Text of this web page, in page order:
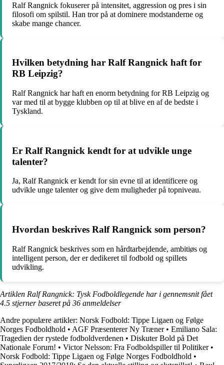
Ralf Rangnick fokuserer på intensitet, aggression og pres i sin
filosofi om spilstil. Han tror på at dominere modstanderne og
skabe mange chancer.
Hvilken betydning har Ralf Rangnick haft for
RB Leipzig?
Ralf Rangnick har haft en enorm betydning for RB Leipzig og
var med til at bygge klubben op til at blive en af de bedste i
Tyskland.
Er Ralf Rangnick kendt for at udvikle unge
talenter?
Ja, Ralf Rangnick er kendt for sin evne til at identificere og
udvikle unge talenter og give dem muligheder på topniveau.
Hvordan beskrives Ralf Rangnick som person?
Ralf Rangnick beskrives som en hårdtarbejdende, ambitiøs og
intelligent person, der er dedikeret til fodbold og spillets
udvikling.
Artiklen Ralf Rangnick: Tysk Fodboldlegende har i gennemsnit fået
4.5 stjerner baseret på 36 anmeldelser
Andre populære artikler: Norsk Fodbold: Tippe Ligaen og Følge
Norges Fodboldhold • AGF Præsenterer Ny Træner• Emiliano Sala:
Tragedien der rystede fodboldverdenen • Diskuter Bold på Det
Nationale Forum! • Victor Nelsson: Fra Fodboldspiller til Politiker•
Norsk Fodbold: Tippe Ligaen og Følge Norges Fodboldhold •